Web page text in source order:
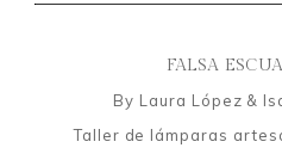
FALSA
By Laura López &
Taller de lámparas